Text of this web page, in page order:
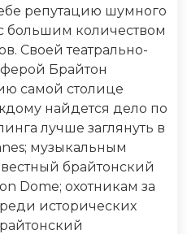
репутацию шумного
большим количеством
Своей театрально-
Брайтон
самой столице
найдется дело по
лучше заглянуть в
музыкальным
брайтонский
Dome; охотникам за
исторических